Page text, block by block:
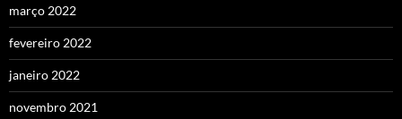
março 2022
fevereiro 2022
janeiro 2022
novembro 2021